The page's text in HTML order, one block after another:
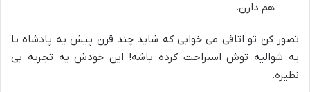
هم دارن.
تصور کن تو اتاقی می خوابی که شاید چند قرن پیش یه پادشاه یا
یه شوالیه توش استراحت کرده باشه! این خودش یه تجربه بی
نظیره.